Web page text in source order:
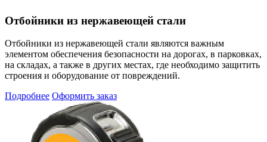
Отбойники из нержавеющей стали
Отбойники из нержавеющей стали являются важным
элементом обеспечения безопасности на дорогах, в парковках,
на складах, а также в других местах, где необходимо защитить
строения и оборудование от повреждений.
Подробнее Оформить заказ